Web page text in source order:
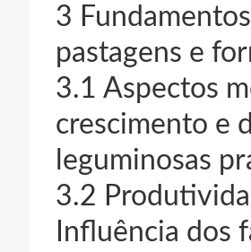
3
pastagens e
3.1 Aspectos
crescimento e
leguminosas
3.2
Influência dos